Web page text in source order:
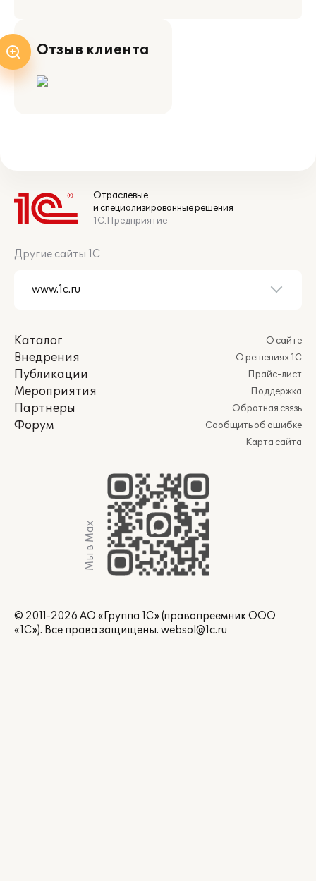
Отзыв клиента
Отраслевые
и специализированные решения
1С:Предприятие
Другие сайты 1С
Каталог
Внедрения
Публикации
Мероприятия
Партнеры
Форум
О сайте
О решениях 1С
Прайс-лист
Поддержка
Обратная связь
Сообщить об ошибке
Карта сайта
Мы в Max
© 2011-2026 АО «Группа 1С» (правопреемник ООО
«1С»). Все права защищены. websol@1c.ru